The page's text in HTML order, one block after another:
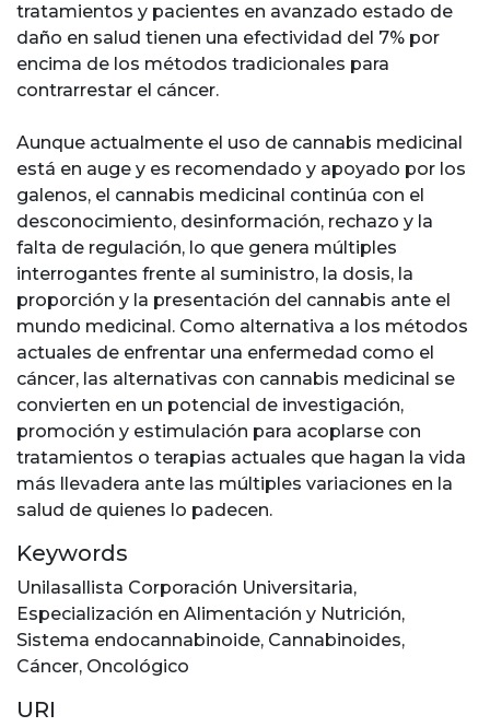
tratamientos y pacientes en avanzado estado de
daño en salud tienen una efectividad del 7% por
encima de los métodos tradicionales para
contrarrestar el cáncer.
Aunque actualmente el uso de cannabis medicinal
está en auge y es recomendado y apoyado por los
galenos, el cannabis medicinal continúa con el
desconocimiento, desinformación, rechazo y la
falta de regulación, lo que genera múltiples
interrogantes frente al suministro, la dosis, la
proporción y la presentación del cannabis ante el
mundo medicinal. Como alternativa a los métodos
actuales de enfrentar una enfermedad como el
cáncer, las alternativas con cannabis medicinal se
convierten en un potencial de investigación,
promoción y estimulación para acoplarse con
tratamientos o terapias actuales que hagan la vida
más llevadera ante las múltiples variaciones en la
salud de quienes lo padecen.
Keywords
Unilasallista Corporación Universitaria,
Especialización en Alimentación y Nutrición,
Sistema endocannabinoide, Cannabinoides,
Cáncer, Oncológico
URI